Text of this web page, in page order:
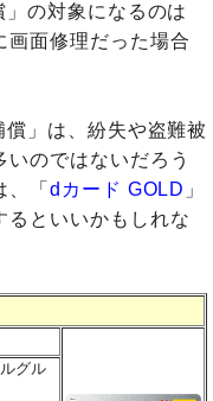
の対象になるのは
画面修理だった場合
」は、紛失や盗難被
のではないだろう
「 dカード GOLD 」
るといいかもしれな
グル